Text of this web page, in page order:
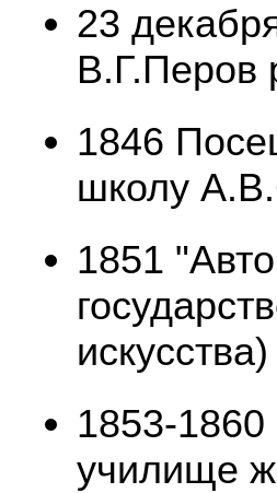
23
В.Г.Перов
1846
школу
1851
искусства)
1853-
училище